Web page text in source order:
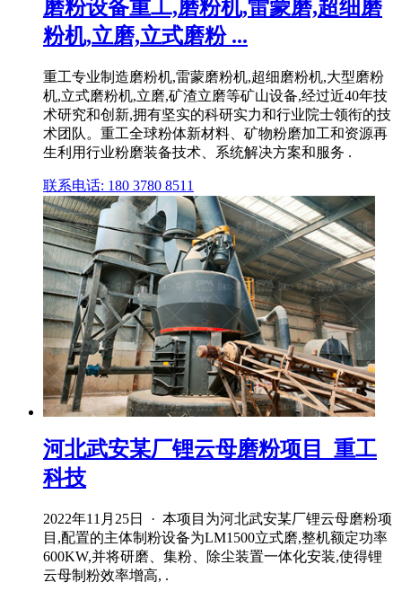
磨粉设备重工,磨粉机,雷蒙磨,超细磨
粉机,立磨,立式磨粉 ...
重工专业制造磨粉机,雷蒙磨粉机,超细磨粉机,大型磨粉
机,立式磨粉机,立磨,矿渣立磨等矿山设备,经过近40年技
术研究和创新,拥有坚实的科研实力和行业院士领衔的技
术团队。重工全球粉体新材料、矿物粉磨加工和资源再
生利用行业粉磨装备技术、系统解决方案和服务 .
联系电话: 180 3780 8511
河北武安某厂锂云母磨粉项目_重工
科技
2022年11月25日 · 本项目为河北武安某厂锂云母磨粉项
目,配置的主体制粉设备为LM1500立式磨,整机额定功率
600KW,并将研磨、集粉、除尘装置一体化安装,使得锂
云母制粉效率增高, .